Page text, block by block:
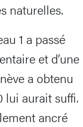
naturelles.
1 a passé
et d’une
a obtenu
lui aurait suffi.
ancré